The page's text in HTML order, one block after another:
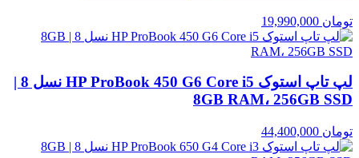
تومان
لپ تاپ استوک HP ProBook 450 G6 Core i5 نسل 8 |
8GB RAM، 256GB SSD
تومان